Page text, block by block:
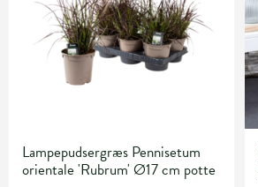
Lampepudsergræs Pennisetum
orientale 'Rubrum' Ø17 cm potte